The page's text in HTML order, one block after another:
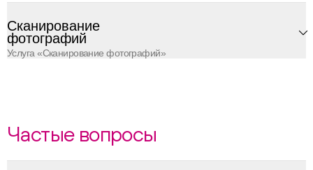
Сканирование
фотографий
Услуга «Сканирование фотографий»
Частые вопросы